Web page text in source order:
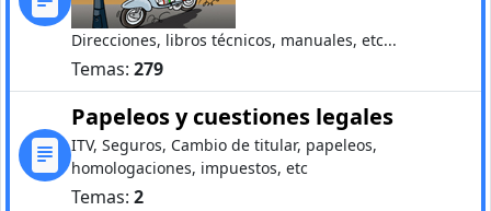
Direcciones, libros técnicos, manuales, etc...
Temas: 279
Papeleos y cuestiones legales
ITV, Seguros, Cambio de titular, papeleos,
homologaciones, impuestos, etc
Temas: 2